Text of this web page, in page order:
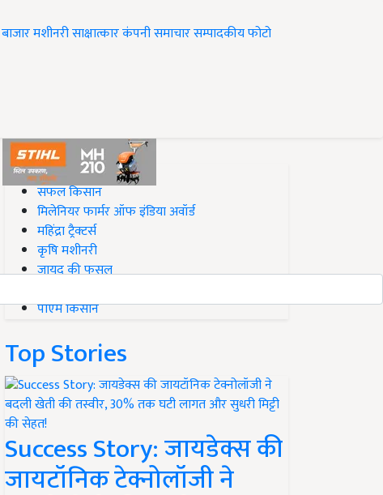
बाजारमशीनरीसाक्षात्कारकंपनी समाचारसम्पादकीयफोटो
#Top on Krishi Jagran
सफल किसान
मिलेनियर फार्मर ऑफ इंडिया अवॉर्ड
महिंद्रा ट्रैक्टर्स
कृषि मशीनरी
जायद की फसल
पीएम किसान
Top Stories
Success Story: जायडेक्स की
जायटॉनिक टेक्नोलॉजी ने